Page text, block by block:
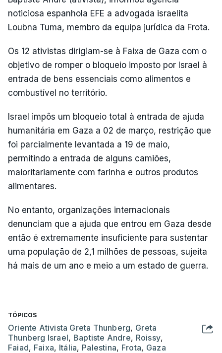
noticiosa espanhola EFE a advogada israelita
Loubna Tuma, membro da equipa jurídica da Frota.
Os 12 ativistas dirigiam-se à Faixa de Gaza com o
objetivo de romper o bloqueio imposto por Israel à
entrada de bens essenciais como alimentos e
combustível no território.
Israel impôs um bloqueio total à entrada de ajuda
humanitária em Gaza a 02 de março, restrição que
foi parcialmente levantada a 19 de maio,
permitindo a entrada de alguns camiões,
maioritariamente com farinha e outros produtos
alimentares.
No entanto, organizações internacionais
denunciam que a ajuda que entrou em Gaza desde
então é extremamente insuficiente para sustentar
uma população de 2,1 milhões de pessoas, sujeita
há mais de um ano e meio a um estado de guerra.
TÓPICOS
Oriente Ativista Greta Thunberg, Greta
Thunberg Israel, Baptiste Andre, Roissy,
Faiad, Faixa, Itália, Palestina, Frota, Gaza